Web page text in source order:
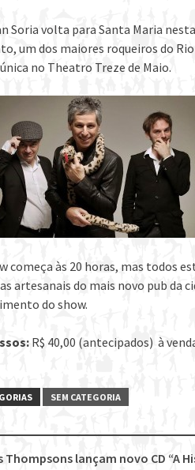
Soria volta para Santa Maria
um dos maiores roqueiros do
no Theatro Treze de Maio.
começa às 20 horas, mas todos
artesanais do mais novo pub da
do show.
R$ 40,00 (antecipados) à
SEM CATEGORIA
Thompsons lançam novo CD “A